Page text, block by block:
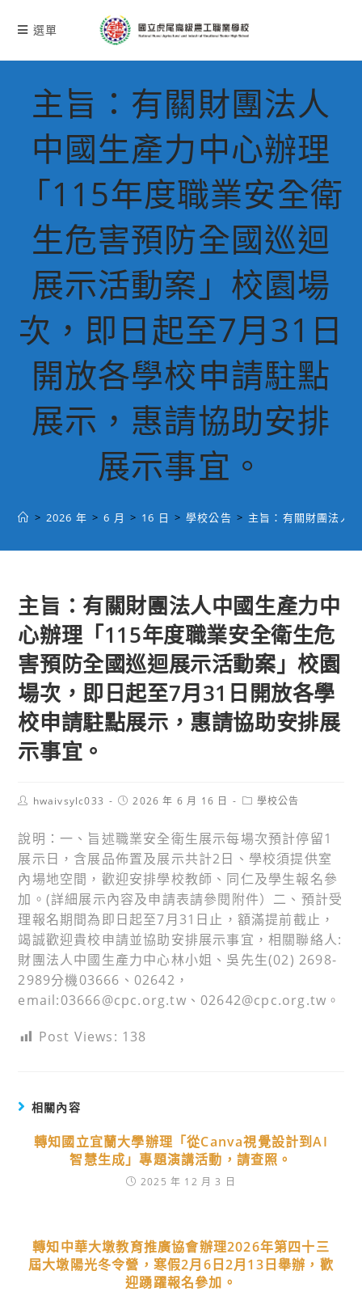
選單
主旨：有關財團法人
中國生產力中心辦理
「115年度職業安全衛
生危害預防全國巡迴
展示活動案」校園場
次，即日起至7月31日
開放各學校申請駐點
展示，惠請協助安排
展示事宜。
> 2026 年 > 6 月 > 16 日 > 學校公告 > 主旨：有關財團法人
主旨：有關財團法人中國生產力中
心辦理「115年度職業安全衛生危
害預防全國巡迴展示活動案」校園
場次，即日起至7月31日開放各學
校申請駐點展示，惠請協助安排展
示事宜。
Posthwaivsylc033
Post2026 年 6 月 16 日
Post學校公告
說明：一、旨述職業安全衛生展示每場次預計停留1
展示日，含展品佈置及展示共計2日、學校須提供室
內場地空間，歡迎安排學校教師、同仁及學生報名參
加。(詳細展示內容及申請表請參閱附件）二、預計受
理報名期間為即日起至7月31日止，額滿提前截止，
竭誠歡迎貴校申請並協助安排展示事宜，相關聯絡人:
財團法人中國生產力中心林小姐、吳先生(02) 2698-
2989分機03666、02642，
email:03666@cpc.org.tw、02642@cpc.org.tw。
Post Views: 138
相關內容
轉知國立宜蘭大學辦理「從Canva視覺設計到AI
智慧生成」專題演講活動，請查照。
2025 年 12 月 3 日
轉知中華大墩教育推廣協會辦理2026年第四十三
屆大墩陽光冬令營，寒假2月6日2月13日舉辦，歡
迎踴躍報名參加。